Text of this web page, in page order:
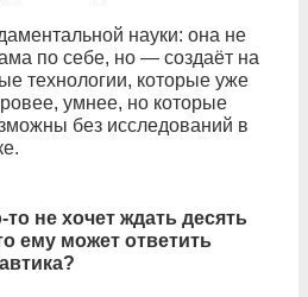
науки: она не
по себе, но — создаёт на
технологии, которые уже
умнее, но которые
без исследований в
не хочет ждать десять
ему может ответить